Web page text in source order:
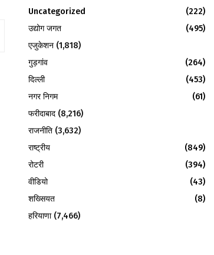
Uncategorized
(222)
उद्योग जगत
(495)
एजुकेशन (1,818)
गुड़गांव
(264)
दिल्ली
(453)
नगर निगम
(61)
फरीदाबाद (8,216)
राजनीति (3,632)
राष्ट्रीय
(849)
रोटरी
(394)
वीडियो
(43)
शख्सियत
(8)
हरियाणा(7,466)